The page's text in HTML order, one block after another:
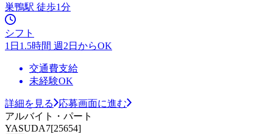
巣鴨駅 徒歩1分
シフト
1日1.5時間 週2日からOK
交通費支給
未経験OK
詳細を見る
応募画面に進む
アルバイト・パート
YASUDA7[25654]